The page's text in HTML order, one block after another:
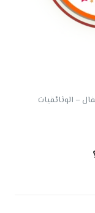
– الوثائقيات